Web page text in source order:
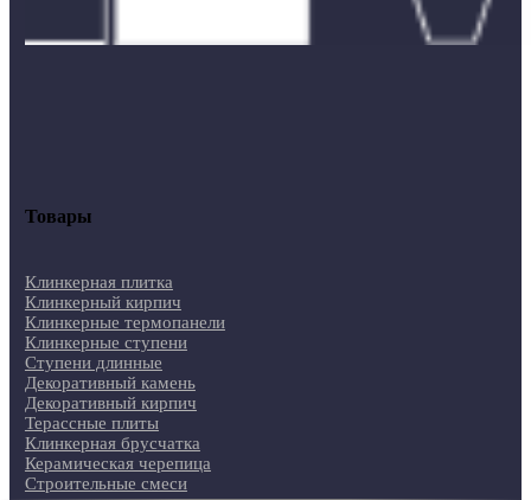
Товары
Клинкерная плитка
Клинкерный кирпич
Клинкерные термопанели
Клинкерные ступени
Ступени длинные
Декоративный камень
Декоративный кирпич
Терассные плиты
Клинкерная брусчатка
Керамическая черепица
Строительные смеси